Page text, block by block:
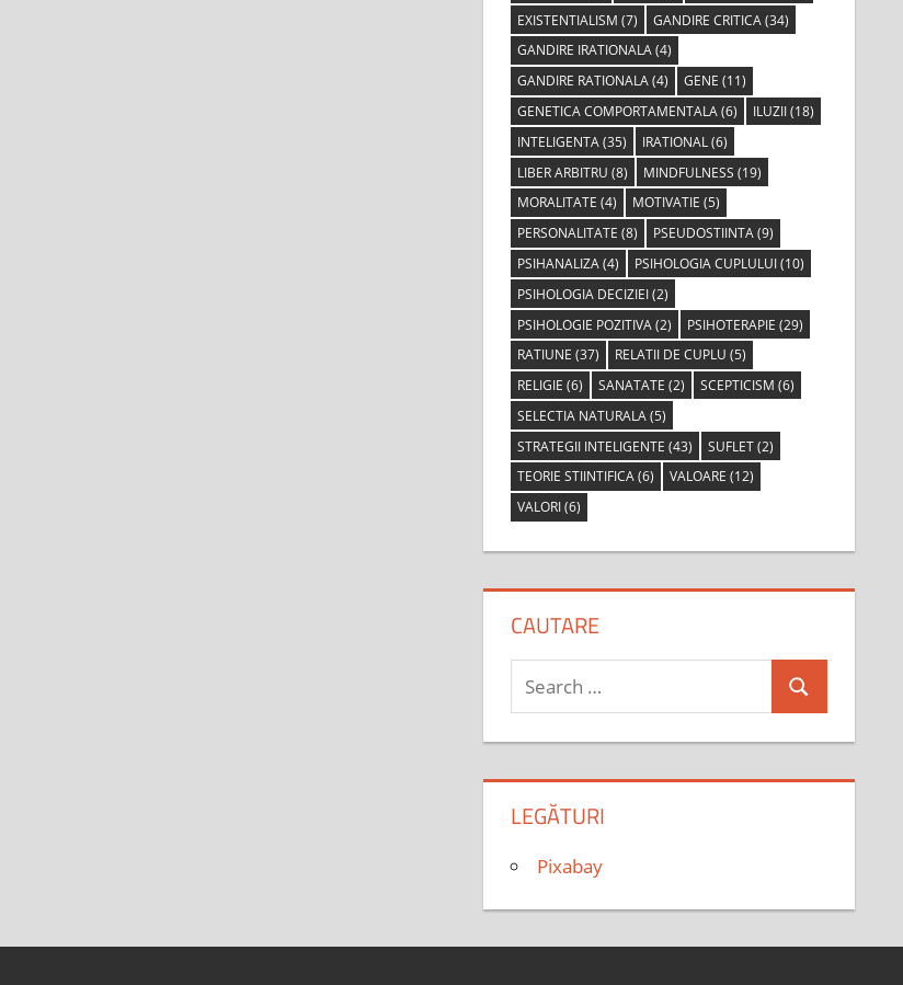
EXISTENTIALISM (7) GANDIRE CRITICA(34)
GANDIRE IRATIONALA(4)
GANDIRE RATIONALA(4) GENE (11)
GENETICA COMPORTAMENTALA(6) ILUZII(18)
INTELIGENTA(35) IRATIONAL(6)
LIBER ARBITRU (8) MINDFULNESS (19)
MORALITATE (4) MOTIVATIE (5)
PERSONALITATE (8) PSEUDOSTIINTA(9)
PSIHANALIZA(4) PSIHOLOGIA CUPLULUI(10)
PSIHOLOGIA DECIZIEI(2)
PSIHOLOGIE POZITIVA(2) PSIHOTERAPIE (29)
RATIUNE (37) RELATII DE CUPLU (5)
RELIGIE (6) SANATATE (2) SCEPTICISM (6)
SELECTIA NATURALA(5)
STRATEGII INTELIGENTE (43) SUFLET(2)
TEORIE STIINTIFICA(6) VALOARE (12)
VALORI(6)
CAUTARE
Search
for:
Search
LEGĂTURI
Pixabay